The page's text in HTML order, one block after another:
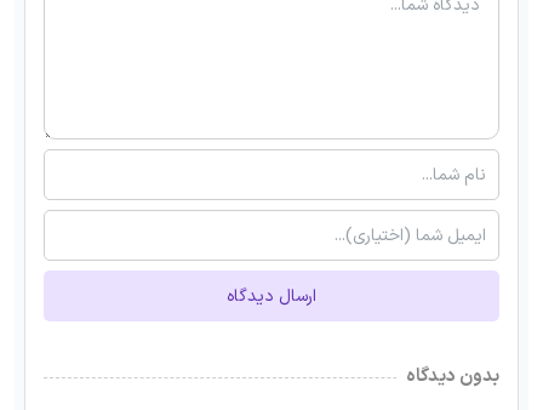
ارسال دیدگاه
بدون دیدگاه